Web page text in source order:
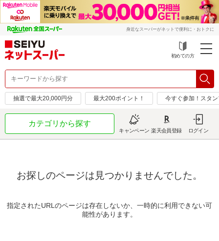
身近なスーパーがネットで便利に・おトクに
初めての方
抽選で最大20,000円分 最大200ポイント！ 今すぐ参加！スタ
カテゴリから探す
キャンペーン 楽天会員登録 ログイン
お探しのページは見つかりませんでした。
指定されたURLのページは存在しないか、一時的に利用できない可
能性があります。